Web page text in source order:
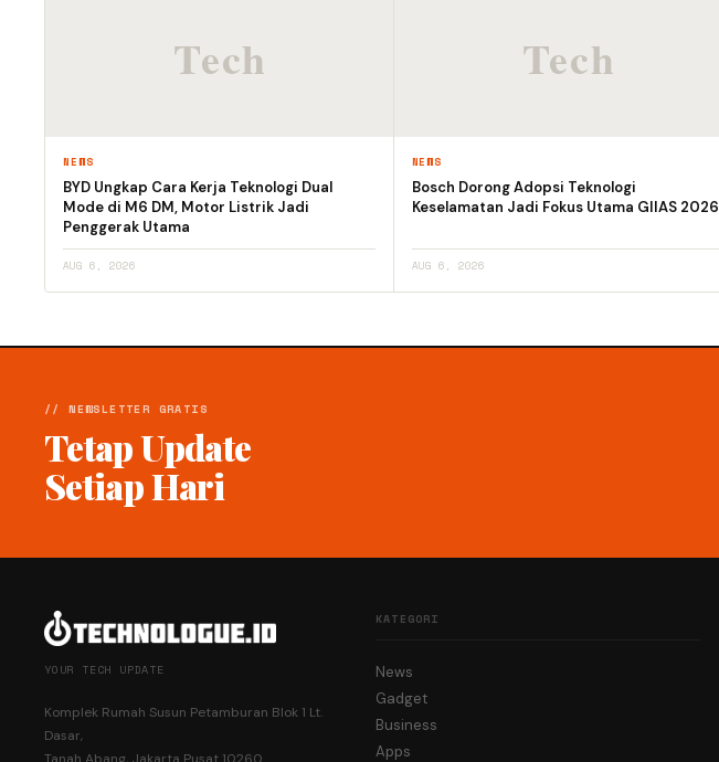
NEWS
BYD Ungkap Cara Kerja Teknologi Dual
Mode di M6 DM, Motor Listrik Jadi
Penggerak Utama
AUG 6, 2026
NEWS
Bosch Dorong Adopsi Teknologi
Keselamatan Jadi Fokus Utama GIIAS 2026
AUG 6, 2026
// NEWSLETTER GRATIS
Tetap Update
Setiap Hari
YOUR TECH UPDATE
Komplek Rumah Susun Petamburan Blok 1 Lt.
Dasar,
KATEGORI
News
Gadget
Business
Apps